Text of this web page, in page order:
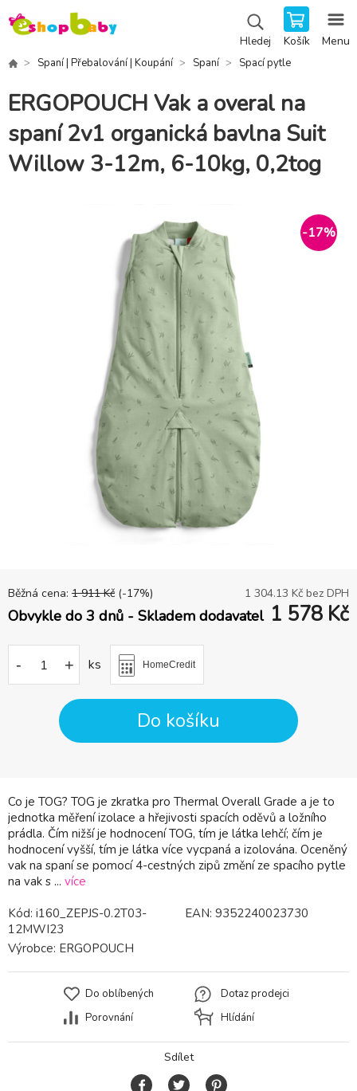
Hledej Košík Menu
Spaní | Přebalování | Koupání Spaní Spací pytle
ERGOPOUCH Vak a overal na
spaní 2v1 organická bavlna Suit
Willow 3-12m, 6-10kg, 0,2tog
-17%
Co je TOG? TOG je zkratka pro Thermal Overall Grade a je to
jednotka měření izolace a hřejivosti spacích oděvů a ložního
prádla. Čím nižší je hodnocení TOG, tím je látka lehčí; čím je
hodnocení vyšší, tím je látka více vycpaná a izolována. Oceněný
vak na spaní se pomocí 4-cestných zipů změní ze spacího pytle
na vak s ... více
Běžná cena: 1 911 Kč (-17%) 1 304.13 Kč bez DPH
Obvykle do 3 dnů - Skladem dodavatel 1 578 Kč
- + ks HomeCredit
Do košíku
Kód: i160_ZEPJS-0.2T03-
12MWI23
EAN: 9352240023730
Výrobce: ERGOPOUCH
Do oblíbených
Porovnání
Dotaz prodejci
Hlídání
Sdílet